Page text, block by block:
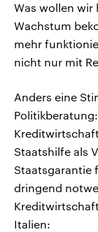
Was wollen wir
Wachstum
mehr
nicht nur mit
Anders eine
Staatshilfe als
Staatsgarantie
dringend
Italien: